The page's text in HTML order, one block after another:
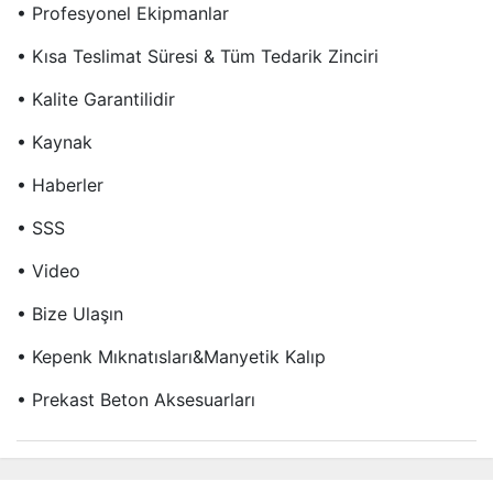
• Profesyonel Ekipmanlar
• Kısa Teslimat Süresi & Tüm Tedarik Zinciri
• Kalite Garantilidir
• Kaynak
• Haberler
• SSS
• Video
• Bize Ulaşın
• Kepenk Mıknatısları&Manyetik Kalıp
• Prekast Beton Aksesuarları